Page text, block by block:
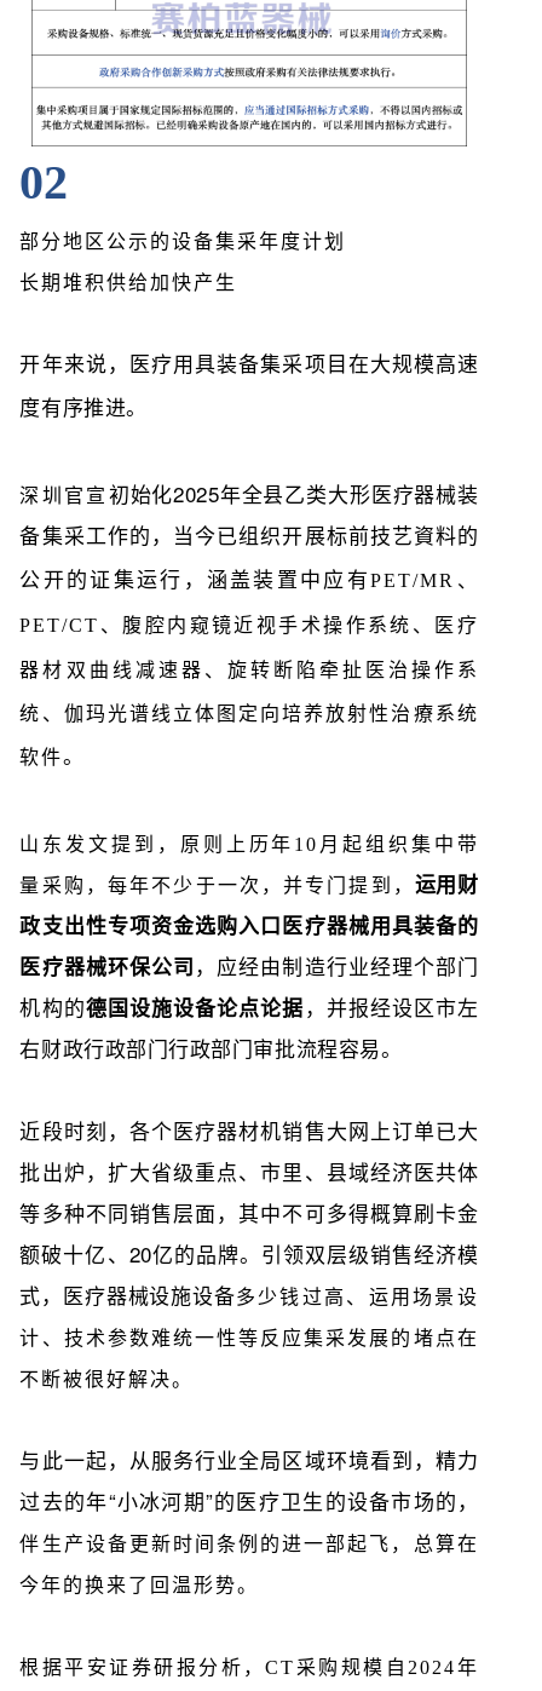
02
部分地区公示的设备集采年度计划
长期堆积供给加快产生
开年来说，医疗用具装备集采项目在大规模高速
度有序推进。
深圳官宣 初始化2025年全县乙类大形医疗器械装
备集采工作的，当今已组织开展标前技艺資料的
公开的证集运行，涵盖装置中应有PET/MR 、
PET/CT 、 腹腔内窥镜近视手术操作系统 、 医疗
器材双曲线减速器 、 旋转断陷牵扯医治操作系
统 、 伽玛光谱线立体图定向培养放射性治療系统
软件。
山东发文提到，原则上历年10月起组织集中带
量采购，每年不少于一次，并专门提到， 运用财
政支出性专项资金选购入口医疗器械用具装备的
医疗器械环保公司 ，应经由制造行业经理个部门
机构的德国设施设备论点论据 ，并报经设区市左
右财政行政部门行政部门审批流程容易。
近段时刻，各个医疗器材机销售大网上订单已大
批出炉，扩大省级重点、市里、县域经济医共体
等多种不同销售层面，其中不可多得概算刷卡金
额破十亿、20亿的品牌。引领双层级销售经济模
式，医疗器械设施设备多少钱过高、运用场景设
计、技术参数难统一性等反应集采发展的堵点在
不断被很好解决。
与此一起，从服务行业全局区域环境看到，精力
过去的年“小冰河期”的医疗卫生的设备市场的，
伴生产设备更新时间条例的进一部起飞，总算在
今年的换来了回温形势。
根据平安证券研报分析，CT采购规模自2024年